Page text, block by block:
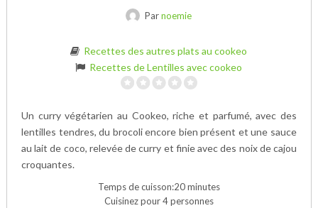
Parnoemie
Recettes des autres plats au cookeo
Recettes de Lentilles avec cookeo
Un curry végétarien au Cookeo, riche et parfumé, avec des
lentilles tendres, du brocoli encore bien présent et une sauce
au lait de coco, relevée de curry et finie avec des noix de cajou
croquantes.
Temps de cuisson:20 minutes
Cuisinez pour 4 personnes